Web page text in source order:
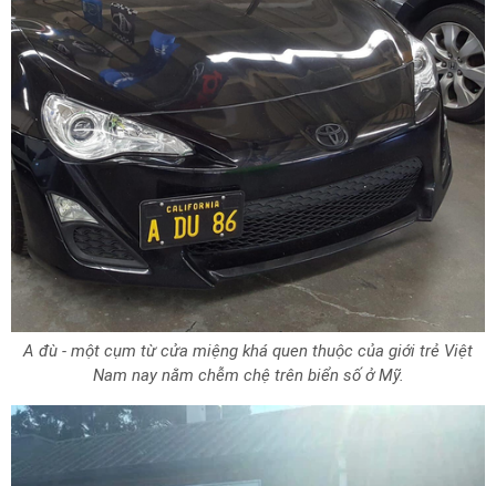
A đù - một cụm từ cửa miệng khá quen thuộc của giới trẻ Việt
Nam nay nằm chễm chệ trên biển số ở Mỹ.